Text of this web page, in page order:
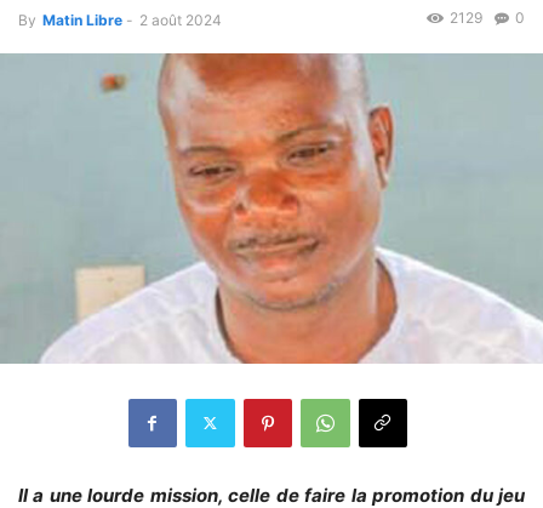
By Matin Libre - 2 août 2024 0
2129
Il a une lourde mission, celle de faire la promotion du jeu